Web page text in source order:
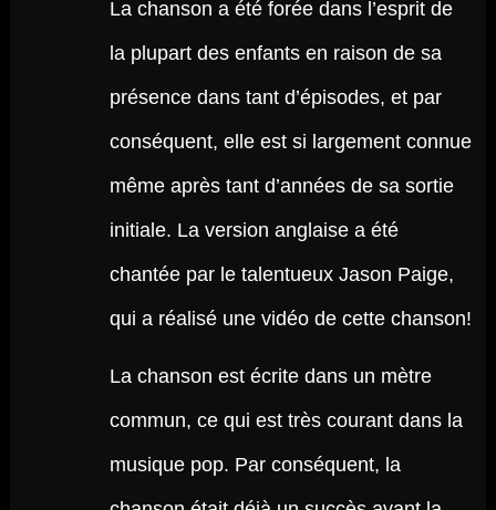
La chanson a été forée dans l’esprit de
la plupart des enfants en raison de sa
présence dans tant d’épisodes, et par
conséquent, elle est si largement connue
même après tant d’années de sa sortie
initiale. La version anglaise a été
chantée par le talentueux Jason Paige,
qui a réalisé une vidéo de cette chanson!
La chanson est écrite dans un mètre
commun, ce qui est très courant dans la
musique pop. Par conséquent, la